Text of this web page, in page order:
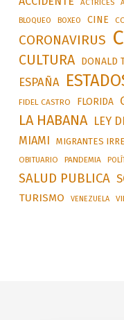
BLOQUEO BOXEO CINE
CORONAVIRUS
CULTURA DONALD
ESPAÑA
FIDEL CASTRO FLORIDA
LA HABANA LEY
MIAMI MIGRANTES
OBITUARIO PANDEMIA
SALUD PUBLICA
TURISMO VENEZUELA